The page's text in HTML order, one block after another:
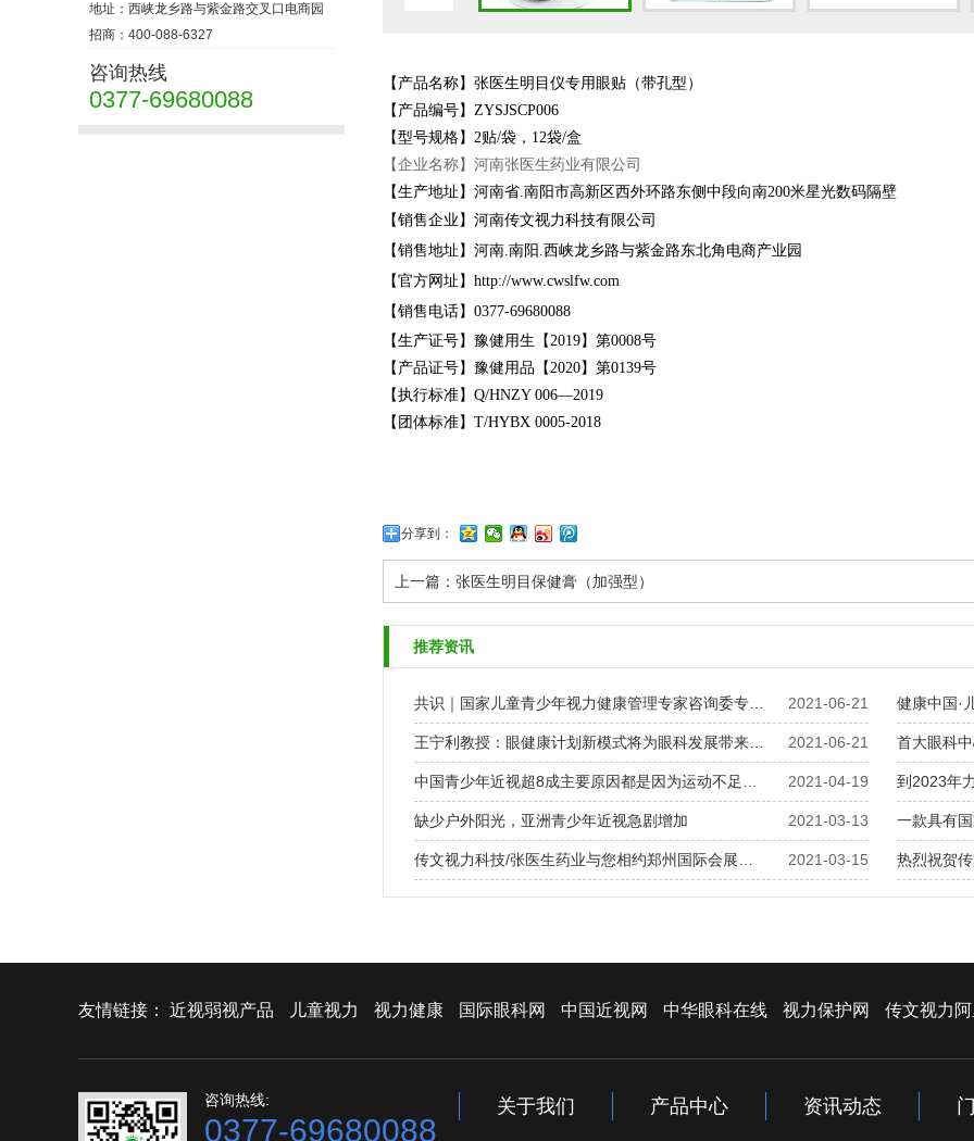
地址：西峡龙乡路与紫金路交叉口电商园
招商：400-088-6327
咨询热线
0377-69680088
【产品名称】张医生明目仪专用眼贴（带孔型）
【产品编号】ZYSJSCP006
【型号规格】2贴/袋，12袋/盒
【企业名称】河南张医生药业有限公司
【生产地址】河南省.南阳市高新区西外环路东侧中段向南200米星光数码隔壁
【销售企业】河南传文视力科技有限公司
【销售地址】河南.南阳.西峡龙乡路与紫金路东北角电商产业园
【官方网址】http://www.cwslfw.com
【销售电话】0377-69680088
【生产证号】豫健用生【2019】第0008号
【产品证号】豫健用品【2020】第0139号
【执行标准】Q/HNZY 006—2019
【团体标准】T/HYBX 0005-2018
分享到：
上一篇： 张医生明目保健膏（加强型）
推荐资讯
2021-06-21
共识｜国家儿童青少年视力健康管理专家咨询委专… 健康中国·
2021-06-21
王宁利教授：眼健康计划新模式将为眼科发展带来… 首大眼科
2021-04-19
中国青少年近视超8成主要原因都是因为运动不足… 到2023年
2021-03-13
缺少户外阳光，亚洲青少年近视急剧增加 一款具有
2021-03-15
传文视力科技/张医生药业与您相约郑州国际会展… 热烈祝贺
友情链接： 近视弱视产品 儿童视力 视力健康 国际眼科网 中国近视网 中华眼科在线 视力保护网 传文视力
咨询热线:
0377-69680088
关于我们 产品中心 资讯动态